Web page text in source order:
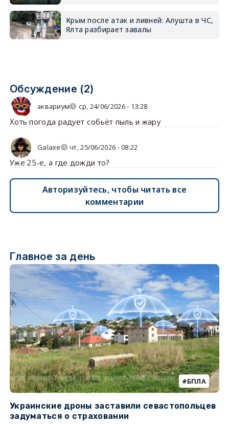
Крым после атак и ливней: Алушта в ЧС,
Ялта разбирает завалы
Обсуждение (2)
аквариум ср, 24/06/2026 - 13:28
Хоть погода радует собьёт пыль и жару
Galaxe чт, 25/06/2026 - 08:22
Уже 25-е, а где дожди то?
Авторизуйтесь, чтобы читать все
комментарии
Главное за день
БПЛА
Украинские дроны заставили севастопольцев
задуматься о страховании